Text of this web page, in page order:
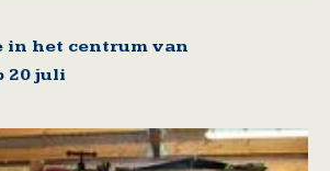
in het centrum van
20 juli